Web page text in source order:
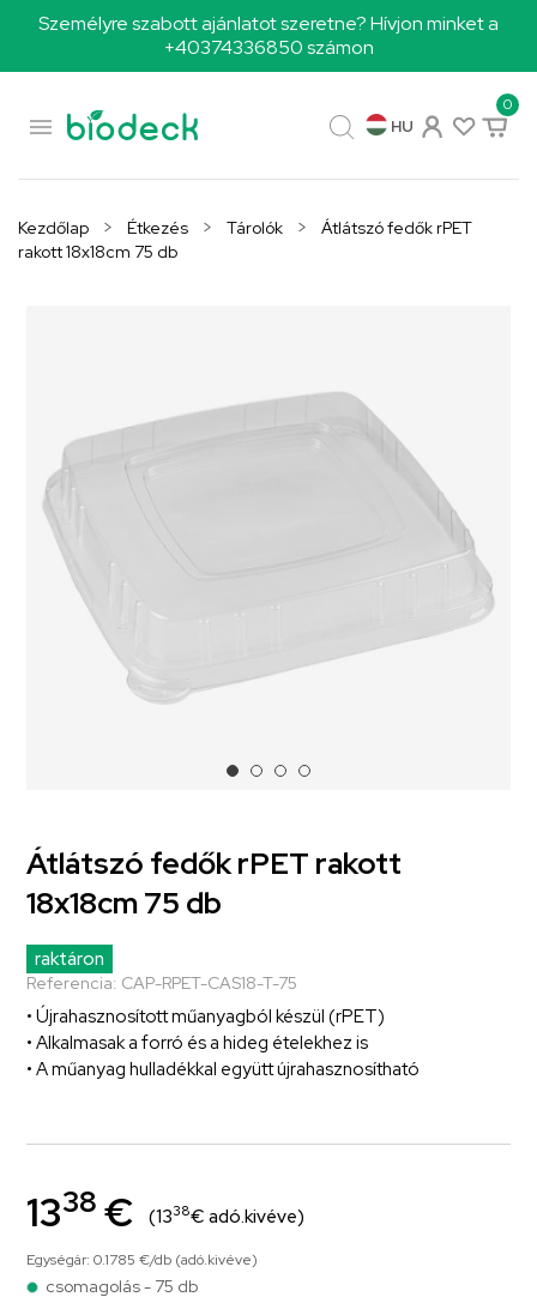
Személyre szabott ajánlatot szeretne? Hívjon minket a
+40374336850 számon

0
HU
Kezdőlap Étkezés Tárolók
Átlátszó fedők rPET
rakott 18x18cm 75 db
Átlátszó fedők rPET rakott
18x18cm 75 db
raktáron
Referencia: CAP-RPET-CAS18-T-75
• Újrahasznosított műanyagból készül (rPET)
• Alkalmasak a forró és a hideg ételekhez is
• A műanyag hulladékkal együtt újrahasznosítható
1338 € (1338€ adó.kivéve)
Egységár: 0.1785 €/db (adó.kivéve)
csomagolás - 75 db